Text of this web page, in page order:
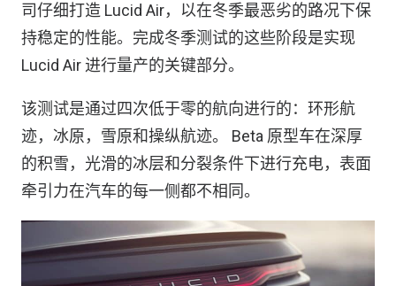
司仔细打造 Lucid Air，以在冬季最恶劣的路况下保
持稳定的性能。完成冬季测试的这些阶段是实现
Lucid Air 进行量产的关键部分。
该测试是通过四次低于零的航向进行的：环形航
迹，冰原，雪原和操纵航迹。 Beta 原型车在深厚
的积雪，光滑的冰层和分裂条件下进行充电，表面
牵引力在汽车的每一侧都不相同。